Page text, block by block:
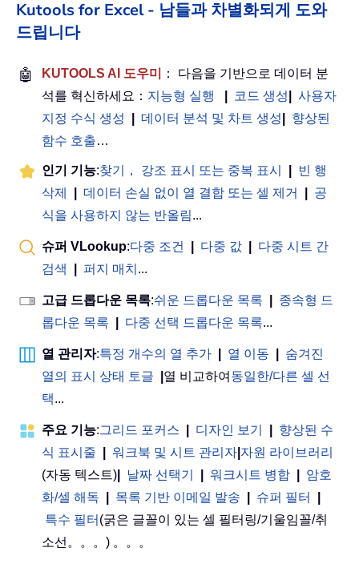
Kutools for Excel - 남들과 차별화되게 도와
드립니다
🤖 KUTOOLS AI 도우미
： 다음을 기반으로 데이터 분
석를 혁신하세요： 지능형 실행 코드 생성
사용자
지정 수식 생성
데이터 분석 및 차트 생성
향상된
함수 호출…
인기 기능:찾기， 강조 표시 또는 중복 표시
빈 행
삭제
데이터 손실 없이 열 결합 또는 셀 제거
공
식을 사용하지 않는 반올림...
슈퍼 VLookup:다중 조건 다중 값
다중 시트 간
검색
퍼지 매치 ...
고급 드롭다운 목록:쉬운 드롭다운 목록
종속형 드
롭다운 목록
다중 선택 드롭다운 목록...
열 관리자:특정 개수의 열 추가 열 이동
숨겨진
열의 표시 상태 토글
열 비교하여 동일한/다른 셀 선
택...
주요 기능:그리드 포커스 디자인 보기
향상된 수
식 표시줄
워크북 및 시트 관리자 자원 라이브러리
(자동 텍스트)
날짜 선택기 워크시트 병합
암호
화/셀 해독
목록 기반 이메일 발송 슈퍼 필터
특수 필터 (굵은 글꼴이 있는 셀 필터링/기울임꼴/취
소선。。。) 。。。